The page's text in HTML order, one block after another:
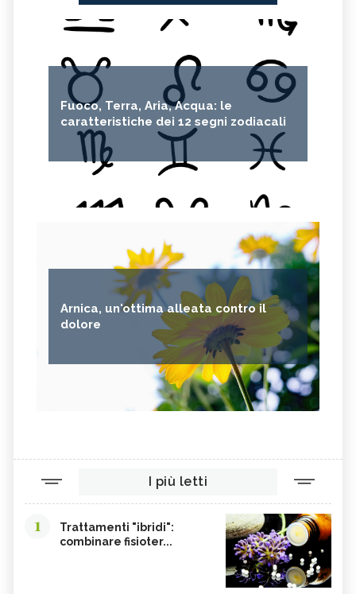
Fuoco, Terra, Aria, Acqua: le
caratteristiche dei 12 segni zodiacali
Arnica, un'ottima alleata contro il
dolore
I più letti
1
Trattamenti "ibridi":
combinare fisioter...